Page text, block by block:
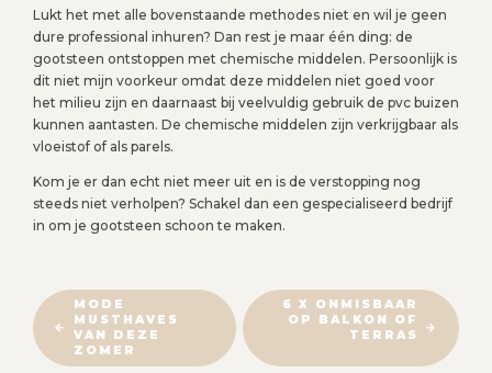
Lukt het met alle bovenstaande methodes niet en wil je geen
dure professional inhuren? Dan rest je maar één ding: de
gootsteen ontstoppen met chemische middelen. Persoonlijk is
dit niet mijn voorkeur omdat deze middelen niet goed voor
het milieu zijn en daarnaast bij veelvuldig gebruik de pvc buizen
kunnen aantasten. De chemische middelen zijn verkrijgbaar als
vloeistof of als parels.
Kom je er dan echt niet meer uit en is de verstopping nog
steeds niet verholpen? Schakel dan een gespecialiseerd bedrijf
in om je gootsteen schoon te maken.
B
E
R
MODE
MUSTHAVES
VAN DEZE
ZOMER
6 X ONMISBAAR
OP BALKON OF
TERRAS